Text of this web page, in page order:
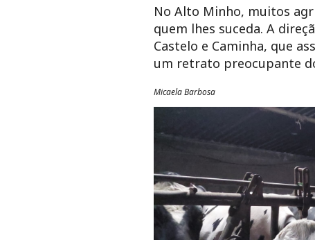
No Alto Minho, muitos
quem lhes suceda. A
Castelo e Caminha, que
um retrato preocupante
Micaela Barbosa